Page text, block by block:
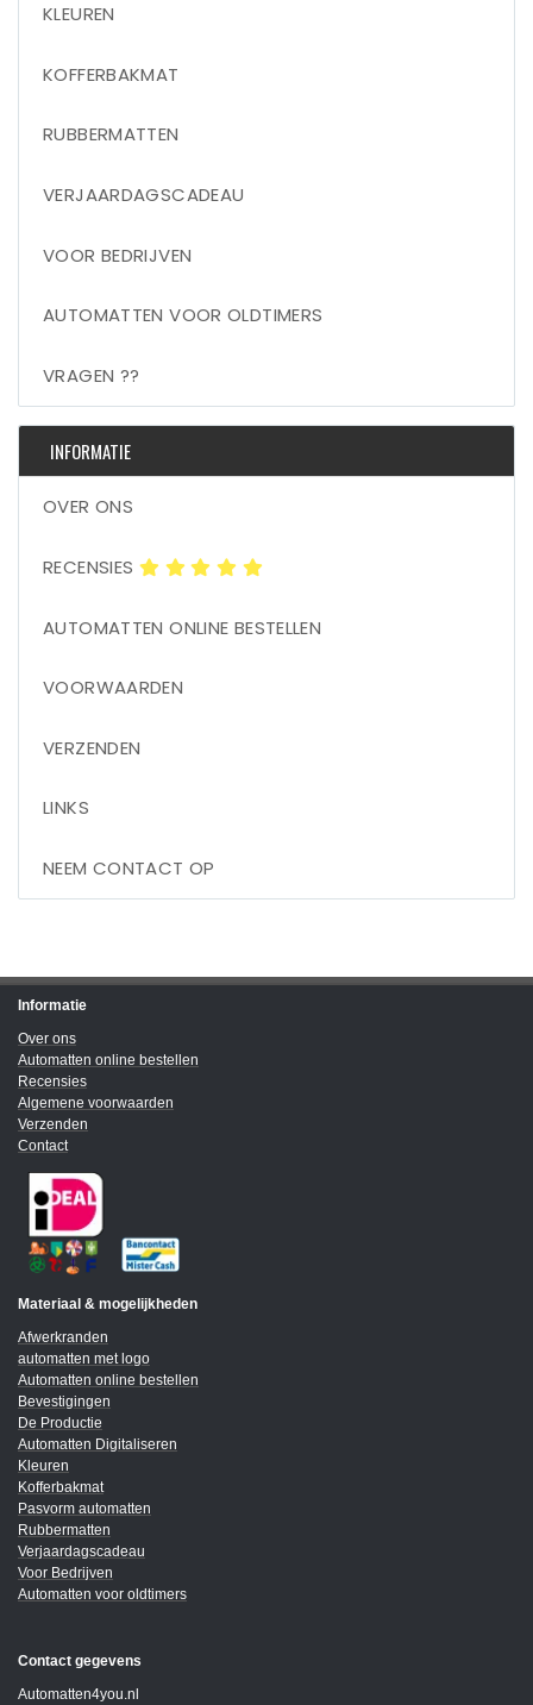
KLEUREN
KOFFERBAKMAT
RUBBERMATTEN
VERJAARDAGSCADEAU
VOOR BEDRIJVEN
AUTOMATTEN VOOR OLDTIMERS
VRAGEN ??
INFORMATIE
OVER ONS
RECENSIES
AUTOMATTEN ONLINE BESTELLEN
VOORWAARDEN
VERZENDEN
LINKS
NEEM CONTACT OP
Informatie
Over ons
Automatten online bestellen
Recensies
Algemene voorwaarden
Verzenden
Contact
Materiaal & mogelijkheden
Afwerkranden
automatten met logo
Automatten online bestellen
Bevestigingen
De Productie
Automatten Digitaliseren
Kleuren
Kofferbakmat
Pasvorm automatten
Rubbermatten
Verjaardagscadeau
Voor Bedrijven
Automatten voor oldtimers
Contact gegevens
Automatten4you.nl